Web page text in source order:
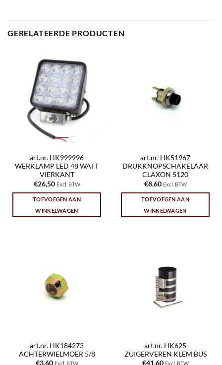
GERELATEERDE PRODUCTEN
art.nr. HK999996
WERKLAMP LED 48 WATT
VIERKANT
€26,50 Excl. BTW
TOEVOEGEN AAN
WINKELWAGEN
art.nr. HK51967
DRUKKNOPSCHAKELAAR
CLAXON 5120
€8,60 Excl. BTW
TOEVOEGEN AAN
WINKELWAGEN
art.nr. HK184273
ACHTERWIELMOER 5/8
€3,60 Excl. BTW
art.nr. HK625
ZUIGERVEREN KLEM BUS
€41,60 Excl. BTW